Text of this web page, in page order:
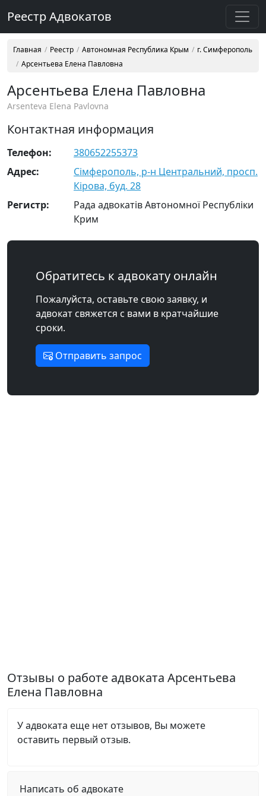
Реестр Адвокатов
Главная Реестр Автономная Республика Крым
г. Симферополь
Арсентьева Елена Павловна
Арсентьева Елена Павловна
Arsenteva Elena Pavlovna
Контактная информация
Телефон:
380652255373
Адрес:
Сімферополь, р-н Центральний, просп.
Кірова, буд. 28
Регистр:
Рада адвокатів Автономної Республіки
Крим
Обратитесь к адвокату онлайн
Пожалуйста, оставьте свою заявку, и
адвокат свяжется с вами в кратчайшие
сроки.
Отправить запрос
Отзывы о работе адвоката Арсентьева
Елена Павловна
У адвоката еще нет отзывов, Вы можете
оставить первый отзыв.
Написать об адвокате